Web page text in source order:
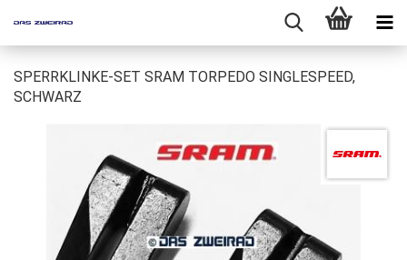
SPERRKLINKE-SET SRAM TORPEDO SINGLESPEED,
SCHWARZ